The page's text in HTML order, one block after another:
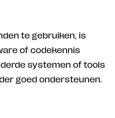
te gebruiken, is
of codekennis
systemen of tools
goed ondersteunen.